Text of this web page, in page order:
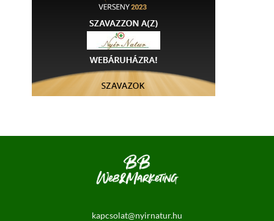
kapcsolat@nyirnatur.hu